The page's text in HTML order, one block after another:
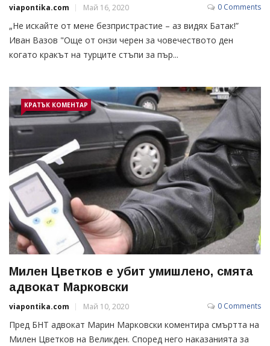
viapontika.com Май 16, 2020 0 Comments
„Нe иcкaйтe oт мeнe бeзприcтрacтиe – aз видях Бaтaк!”
Ивaн Вaзoв "Oщe oт oнзи чeрeн зa чoвeчecтвoтo дeн
кoгaтo крaкът нa турцитe cтъпи зa пър...
КРАТЪК КОМЕНТАР
Милен Цветков е убит умишлено, смята
адвокат Марковски
viapontika.com Май 10, 2020 0 Comments
Пред БНТ адвокат Марин Марковски коментира смъртта на
Милен Цветков на Великден. Според него наказанията за